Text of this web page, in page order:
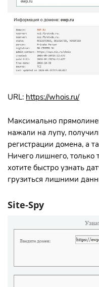
URL: https://whois.ru/
Максимально
нажали на лупу,
регистрации домена, а
Ничего лишнего, только
хотите быстро узнать
грузиться лишними
Site-Spy